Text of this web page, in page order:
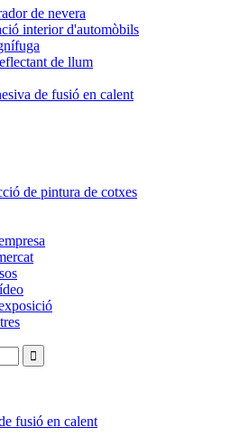
de nevera
interior d'automòbils
de llum
de fusió en calent
de pintura de cotxes
fusió en calent